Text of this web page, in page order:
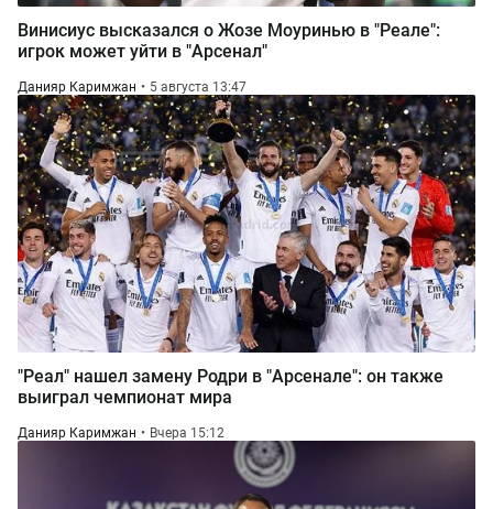
Винисиус высказался о Жозе Моуринью в "Реале":
игрок может уйти в "Арсенал"
Данияр Каримжан 5 августа 13:47
"Реал" нашел замену Родри в "Арсенале": он также
выиграл чемпионат мира
Данияр Каримжан Вчера 15:12